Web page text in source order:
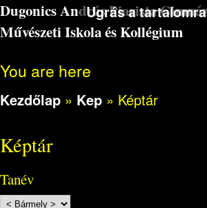
Ugrás a tartalomra
Dugonics András Piarista
Művészeti Iskola és Kollégium
You are here
Kezdőlap » Kep » Képtár
Képtár
Tanév